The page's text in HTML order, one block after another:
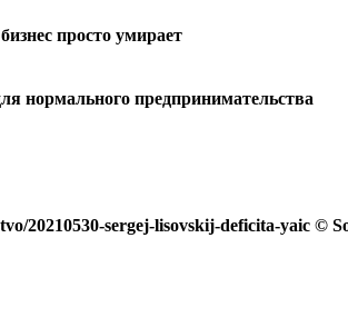
просто умирает
нормального предпринимательства
20210530-sergej-lisovskij-deficita-yaic ©